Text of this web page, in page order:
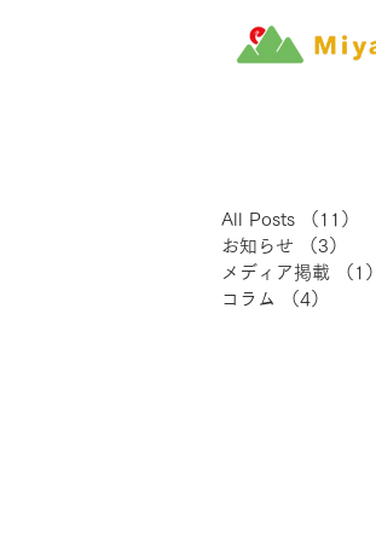
All Posts （11）
お知らせ
（3）
メディア掲載
（1）
コラム
（4）